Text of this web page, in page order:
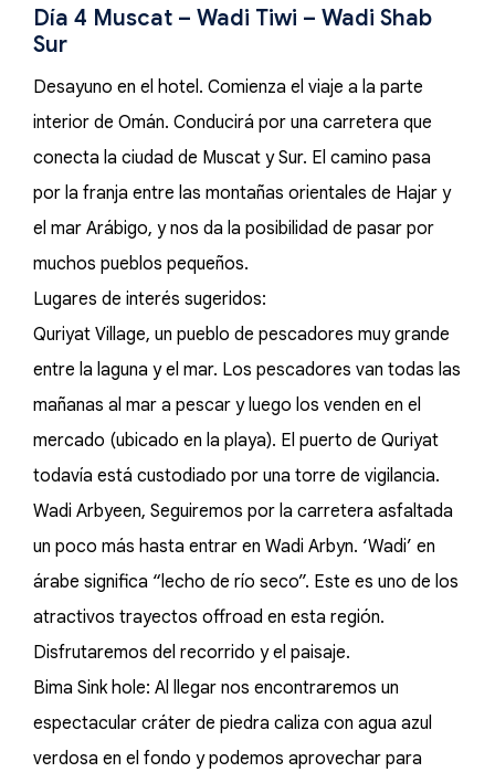
Día 4 Muscat – Wadi Tiwi – Wadi Shab
Sur
Desayuno en el hotel. Comienza el viaje a la parte
interior de Omán. Conducirá por una carretera que
conecta la ciudad de Muscat y Sur. El camino pasa
por la franja entre las montañas orientales de Hajar y
el mar Arábigo, y nos da la posibilidad de pasar por
muchos pueblos pequeños.
Lugares de interés sugeridos:
Quriyat Village, un pueblo de pescadores muy grande
entre la laguna y el mar. Los pescadores van todas las
mañanas al mar a pescar y luego los venden en el
mercado (ubicado en la playa). El puerto de Quriyat
todavía está custodiado por una torre de vigilancia.
Wadi Arbyeen, Seguiremos por la carretera asfaltada
un poco más hasta entrar en Wadi Arbyn. ‘Wadi’ en
árabe significa “lecho de río seco”. Este es uno de los
atractivos trayectos offroad en esta región.
Disfrutaremos del recorrido y el paisaje.
Bima Sink hole: Al llegar nos encontraremos un
espectacular cráter de piedra caliza con agua azul
verdosa en el fondo y podemos aprovechar para